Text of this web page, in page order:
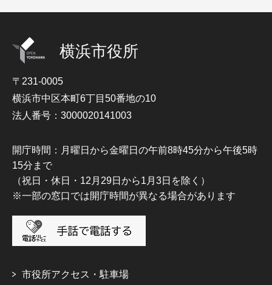
横浜市役所
〒231-0005
横浜市中区本町6丁目50番地の10
法人番号：3000020141003
開庁時間：月曜日から金曜日の午前8時45分から午後5時
15分まで
（祝日・休日・12月29日から1月3日を除く）
※一部の窓口では開庁時間が異なる場合があります
市役所アクセス・駐車場